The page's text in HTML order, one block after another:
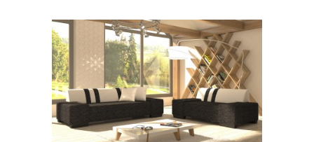
15 products